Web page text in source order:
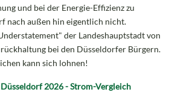
und bei der Energie-Effizienz zu
nach außen hin eigentlich nicht.
der Landeshauptstadt von
bei den Düsseldorfer Bürgern.
kann sich lohnen!
2026 - Strom-Vergleich